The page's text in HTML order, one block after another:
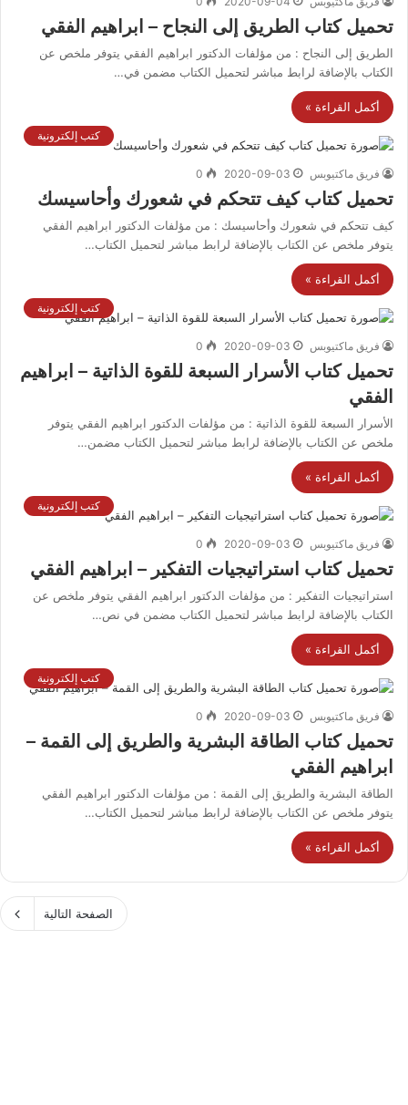
تحميل كتاب الطريق إلى النجاح – ابراهيم الفقي
الطريق إلى النجاح : من مؤلفات الدكتور ابراهيم الفقي يتوفر ملخص عن
الكتاب بالإضافة لرابط مباشر لتحميل الكتاب مضمن في…
أكمل القراءة »
كتب إلكترونية
فريق ماكتيوبس 2020-09-03
0
تحميل كتاب كيف تتحكم في شعورك وأحاسيسك
كيف تتحكم في شعورك وأحاسيسك : من مؤلفات الدكتور ابراهيم الفقي
يتوفر ملخص عن الكتاب بالإضافة لرابط مباشر لتحميل الكتاب…
أكمل القراءة »
كتب إلكترونية
فريق ماكتيوبس 2020-09-03
0
تحميل كتاب الأسرار السبعة للقوة الذاتية – ابراهيم
الفقي
الأسرار السبعة للقوة الذاتية : من مؤلفات الدكتور ابراهيم الفقي يتوفر
ملخص عن الكتاب بالإضافة لرابط مباشر لتحميل الكتاب مضمن…
أكمل القراءة »
كتب إلكترونية
فريق ماكتيوبس 2020-09-03
0
تحميل كتاب استراتيجيات التفكير – ابراهيم الفقي
استراتيجيات التفكير : من مؤلفات الدكتور ابراهيم الفقي يتوفر ملخص عن
الكتاب بالإضافة لرابط مباشر لتحميل الكتاب مضمن في نص…
أكمل القراءة »
كتب إلكترونية
فريق ماكتيوبس 2020-09-03
0
تحميل كتاب الطاقة البشرية والطريق إلى القمة –
ابراهيم الفقي
الطاقة البشرية والطريق إلى القمة : من مؤلفات الدكتور ابراهيم الفقي
يتوفر ملخص عن الكتاب بالإضافة لرابط مباشر لتحميل الكتاب…
أكمل القراءة »
الصفحة التالية